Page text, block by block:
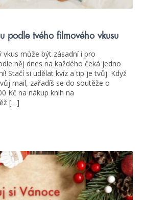
podle tvého filmového vkusu
může být zásadní i pro
něj dnes na každého čeká jedno
Stačí si udělat kvíz a tip je tvůj. Když
mail, zařadíš se do soutěže o
Kč na nákup knih na
[…]